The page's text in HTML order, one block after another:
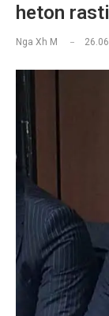
heton
Nga Xh M